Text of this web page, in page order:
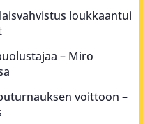
loukkaantui
– Miro
voittoon –